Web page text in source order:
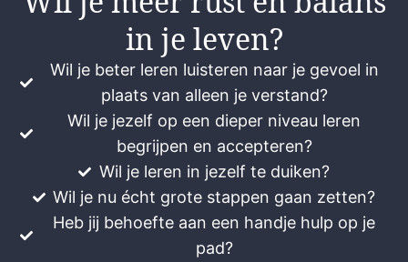
in je leven?
Wil je beter leren luisteren naar je gevoel in
plaats van alleen je verstand?
Wil je jezelf op een dieper niveau leren
begrijpen en accepteren?
Wil je leren in jezelf te duiken?
Wil je nu écht grote stappen gaan zetten?
Heb jij behoefte aan een handje hulp op je
pad?